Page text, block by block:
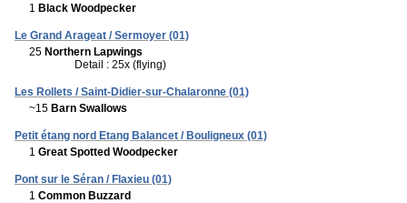
1 Black Woodpecker
Le Grand Arageat / Sermoyer (01)
25 Northern Lapwings
Detail : 25x (flying)
Les Rollets / Saint-Didier-sur-Chalaronne (01)
~15 Barn Swallows
Petit étang nord Etang Balancet / Bouligneux (01)
1 Great Spotted Woodpecker
Pont sur le Séran / Flaxieu (01)
1 Common Buzzard